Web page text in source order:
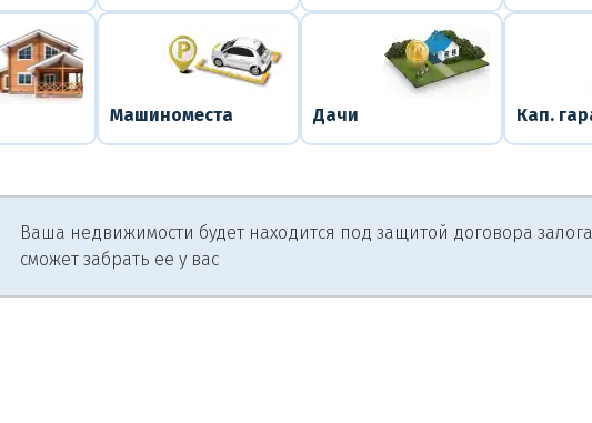
Машиноместа Дачи Кап.
Ваша недвижимости будет находится под защитой договора
сможет забрать ее у вас